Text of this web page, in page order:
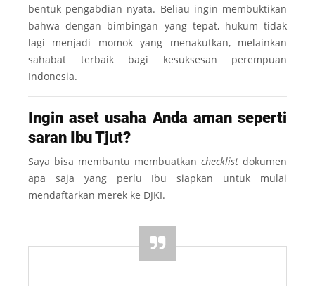
bentuk pengabdian nyata. Beliau ingin membuktikan
bahwa dengan bimbingan yang tepat, hukum tidak
lagi menjadi momok yang menakutkan, melainkan
sahabat terbaik bagi kesuksesan perempuan
Indonesia.
Ingin aset usaha Anda aman seperti
saran Ibu Tjut?
Saya bisa membantu membuatkan checklist dokumen
apa saja yang perlu Ibu siapkan untuk mulai
mendaftarkan merek ke DJKI.